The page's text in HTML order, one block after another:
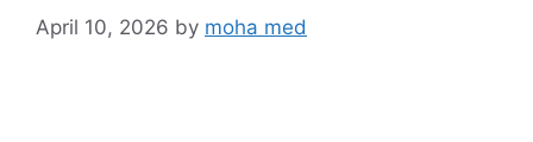
April 10, 2026 by moha med